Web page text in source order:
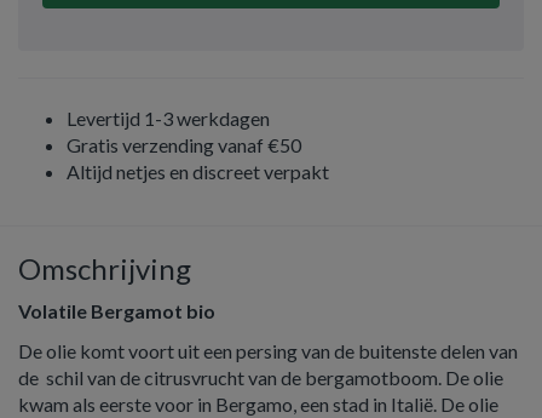
Levertijd 1-3 werkdagen
Gratis verzending vanaf €50
Altijd netjes en discreet verpakt
Omschrijving
Volatile Bergamot bio
De olie komt voort uit een persing van de buitenste delen van
de schil van de citrusvrucht van de bergamotboom. De olie
kwam als eerste voor in Bergamo, een stad in Italië. De olie